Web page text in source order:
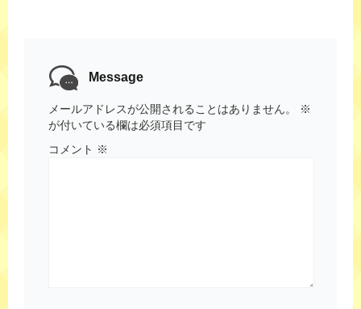
Message
メールアドレスが公開されることはありません。
※
が付いている欄は必須項目です
コメント ※